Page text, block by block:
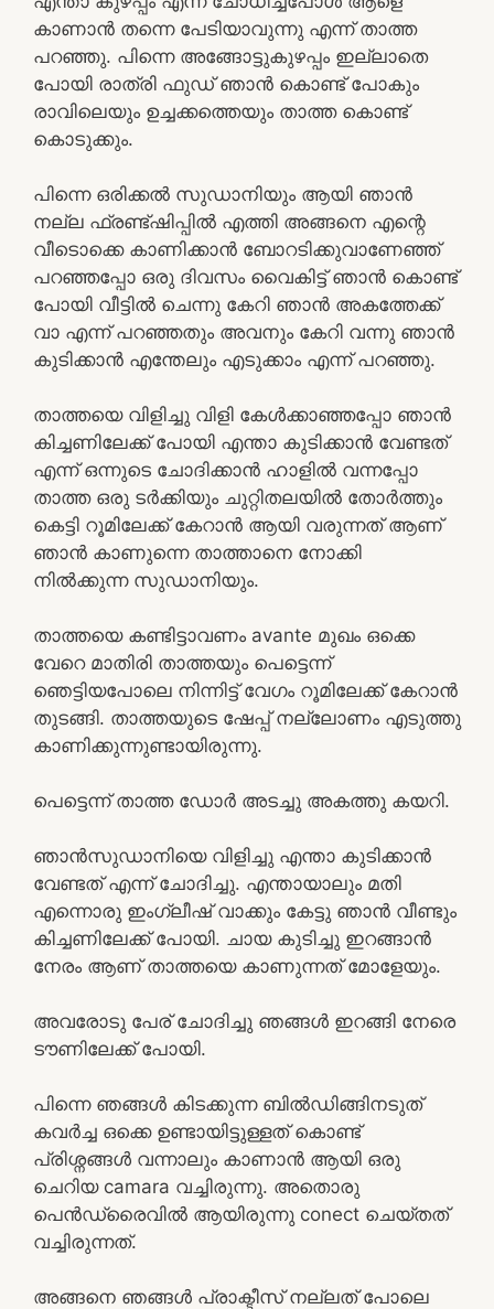
കാണാൻ തന്നെ പേടിയാവുന്നു എന്ന് താത്ത
പറഞ്ഞു. പിന്നെ അങ്ങോട്ടുകുഴപ്പം ഇല്ലാതെ
പോയി രാത്രി ഫുഡ്‌ ഞാൻ കൊണ്ട് പോകും
രാവിലെയും ഉച്ചക്കത്തെയും താത്ത കൊണ്ട്
കൊടുക്കും.
പിന്നെ ഒരിക്കൽ സുഡാനിയും ആയി ഞാൻ
നല്ല ഫ്രണ്ട്ഷിപ്പിൽ എത്തി അങ്ങനെ എന്റെ
വീടൊക്കെ കാണിക്കാൻ ബോറടിക്കുവാണേഞ്ഞ്
പറഞ്ഞപ്പോ ഒരു ദിവസം വൈകിട്ട് ഞാൻ കൊണ്ട്
പോയി വീട്ടിൽ ചെന്നു കേറി ഞാൻ അകത്തേക്ക്
വാ എന്ന് പറഞ്ഞതും അവനും കേറി വന്നു ഞാൻ
കുടിക്കാൻ എന്തേലും എടുക്കാം എന്ന് പറഞ്ഞു.
താത്തയെ വിളിച്ചു വിളി കേൾക്കാഞ്ഞപ്പോ ഞാൻ
കിച്ചണിലേക്ക് പോയി എന്താ കുടിക്കാൻ വേണ്ടത്
എന്ന് ഒന്നുടെ ചോദിക്കാൻ ഹാളിൽ വന്നപ്പോ
താത്ത ഒരു ടർക്കിയും ചുറ്റിതലയിൽ തോർത്തും
കെട്ടി റൂമിലേക്ക്‌ കേറാൻ ആയി വരുന്നത് ആണ്
ഞാൻ കാണുന്നെ താത്താനെ നോക്കി
നിൽക്കുന്ന സുഡാനിയും.
താത്തയെ കണ്ടിട്ടാവണം avante മുഖം ഒക്കെ
വേറെ മാതിരി താത്തയും പെട്ടെന്ന്
ഞെട്ടിയപോലെ നിന്നിട്ട് വേഗം റൂമിലേക്ക്‌ കേറാൻ
തുടങ്ങി. താത്തയുടെ ഷേപ്പ് നല്ലോണം എടുത്തു
കാണിക്കുന്നുണ്ടായിരുന്നു.
പെട്ടെന്ന് താത്ത ഡോർ അടച്ചു അകത്തു കയറി.
ഞാൻസുഡാനിയെ വിളിച്ചു എന്താ കുടിക്കാൻ
വേണ്ടത് എന്ന് ചോദിച്ചു. എന്തായാലും മതി
എന്നൊരു ഇംഗ്ലീഷ് വാക്കും കേട്ടു ഞാൻ വീണ്ടും
കിച്ചണിലേക്ക് പോയി. ചായ കുടിച്ചു ഇറങ്ങാൻ
നേരം ആണ് താത്തയെ കാണുന്നത് മോളേയും.
അവരോടു പേര് ചോദിച്ചു ഞങ്ങൾ ഇറങ്ങി നേരെ
ടൗണിലേക്ക് പോയി.
പിന്നെ ഞങ്ങൾ കിടക്കുന്ന ബിൽഡിങ്ങിനടുത്
കവർച്ച ഒക്കെ ഉണ്ടായിട്ടുള്ളത് കൊണ്ട്
പ്രിശ്നങ്ങൾ വന്നാലും കാണാൻ ആയി ഒരു
ചെറിയ camara വച്ചിരുന്നു. അതൊരു
പെൻഡ്രൈവിൽ ആയിരുന്നു conect ചെയ്തത്
വച്ചിരുന്നത്.
അങ്ങനെ ഞങ്ങൾ പ്രാക്ടീസ് നല്ലത് പോലെ